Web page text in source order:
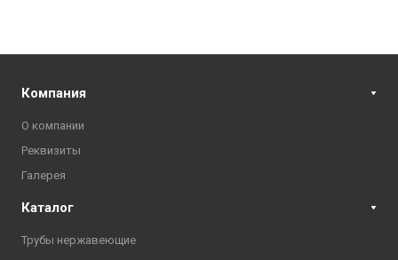
Компания
О компании
Реквизиты
Галерея
Каталог
Трубы нержавеющие